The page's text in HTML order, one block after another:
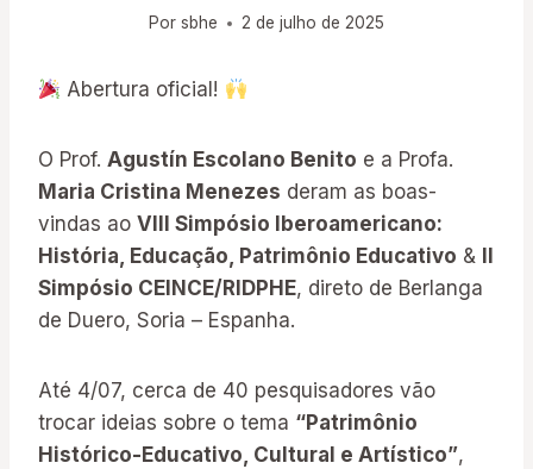
Por sbhe 2 de julho de 2025
Abertura oficial!
O Prof. Agustín Escolano Benito e a Profa.
Maria Cristina Menezes deram as boas-
vindas ao VIII Simpósio Iberoamericano:
História, Educação, Patrimônio Educativo &
Simpósio CEINCE/RIDPHE, direto de Berlanga
de Duero, Soria – Espanha.
Até 4/07, cerca de 40 pesquisadores vão
trocar ideias sobre o tema “Patrimônio
Histórico-Educativo, Cultural e Artístico”,